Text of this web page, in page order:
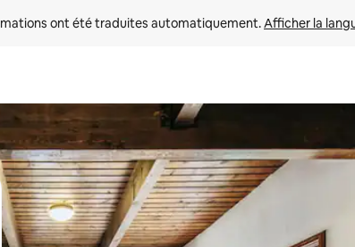
ont été traduites automatiquement. Afficher la